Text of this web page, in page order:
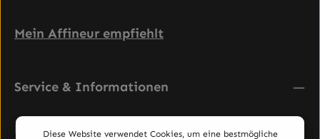
Mein Affineur empfiehlt
Service & Informationen
Rechtliches
Diese Website verwendet Cookies, um eine bestmögliche